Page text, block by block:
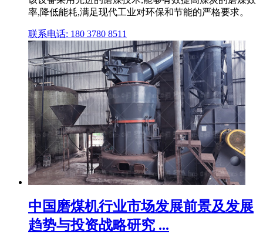
率,降低能耗,满足现代工业对环保和节能的严格要求。
联系电话: 180 3780 8511
中国磨煤机行业市场发展前景及发展
趋势与投资战略研究 ...